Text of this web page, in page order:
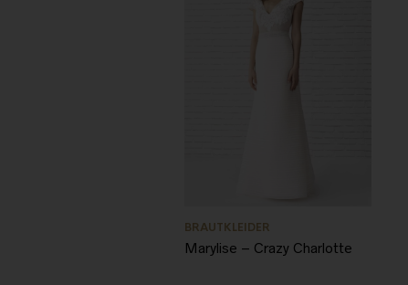
BRAUTKLEIDER
Marylise – Crazy Charlotte